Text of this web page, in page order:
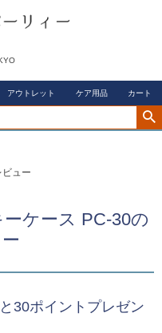
アウトレット ケア用品 カート
ュー
ケース PC-30の
30ポイントプレゼン